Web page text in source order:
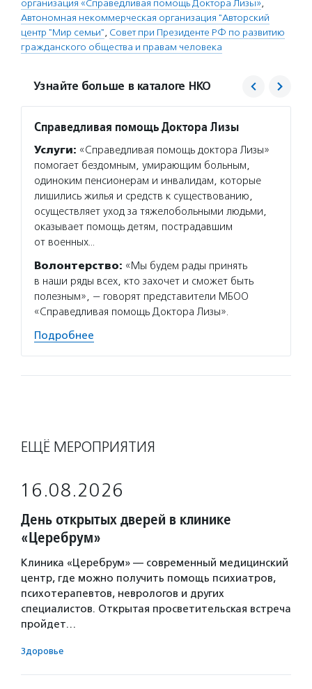
организация «Справедливая помощь Доктора Лизы»,
Автономная некоммерческая организация "Авторский
центр "Мир семьи", Совет при Президенте РФ по развитию
гражданского общества и правам человека
Узнайте больше в каталоге НКО
Справедливая помощь Доктора Лизы
Услуги: «Справедливая помощь доктора Лизы»
помогает бездомным, умирающим больным,
одиноким пенсионерам и инвалидам, которые
лишились жилья и средств к существованию,
осуществляет уход за тяжелобольными людьми,
оказывает помощь детям, пострадавшим
от военных…
Волонтерство: «Мы будем рады принять
в наши ряды всех, кто захочет и сможет быть
полезным», — говорят представители МБОО
«Справедливая помощь Доктора Лизы».
Подробнее
ЕЩЁ МЕРОПРИЯТИЯ
16.08.2026
День открытых дверей в клинике
«Церебрум»
Клиника «Церебрум» — современный медицинский
центр, где можно получить помощь психиатров,
психотерапевтов, неврологов и других
специалистов. Открытая просветительская встреча
пройдет…
Здоровье